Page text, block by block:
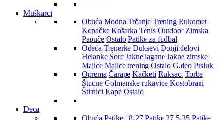
Muškarci
Obuća Modna Trčanje Trening Rukomet
Kopačke Košarka Tenis Outdoor Zimska
Papuče Ostalo Patike za fudbal
Odeća Trenerke Duksevi Donji delovi
Helanke Šorc Jakne lagane Jakne zimske
Majice Majice trening Ostalo G.deo Prsluk
Oprema Čarape Kačketi Ruksaci Torbe
Štucne Golmanske rukavice Kostobrani
Štitnici Kape Ostalo
Deca
Obuća Patike 18-27 Patike 27,5-35 Patike